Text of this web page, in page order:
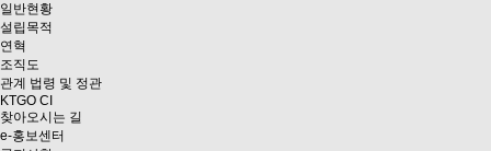
일반현황
설립목적
연혁
조직도
관계 법령 및 정관
KTGO CI
찾아오시는 길
e-홍보센터